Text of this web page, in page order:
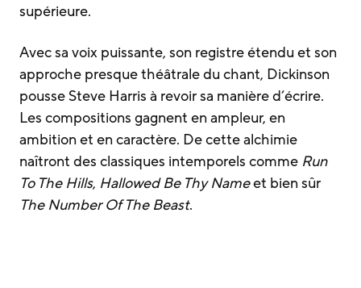
supérieure.
Avec sa voix puissante, son registre étendu et son
approche presque théâtrale du chant, Dickinson
pousse Steve Harris à revoir sa manière d’écrire.
Les compositions gagnent en ampleur, en
ambition et en caractère. De cette alchimie
naîtront des classiques intemporels comme Run
To The Hills, Hallowed Be Thy Nameet bien sûr
The Number Of The Beast.